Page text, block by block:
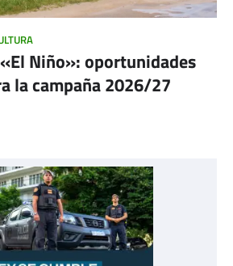
Niño»: oportunidades
la campaña 2026/27